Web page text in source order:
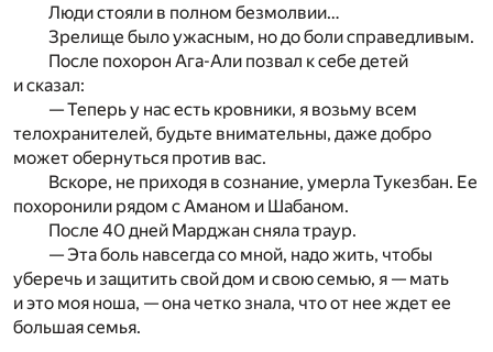
Люди стояли в полном безмолвии…
Зрелище было ужасным, но до боли справедливым.
После похорон Ага-Али позвал к себе детей
и сказал:
— Теперь у нас есть кровники, я возьму всем
телохранителей, будьте внимательны, даже добро
может обернуться против вас.
Вскоре, не приходя в сознание, умерла Тукезбан. Ее
похоронили рядом с Аманом и Шабаном.
После 40 дней Марджан сняла траур.
— Эта боль навсегда со мной, надо жить, чтобы
уберечь и защитить свой дом и свою семью, я — мать
и это моя ноша, — она четко знала, что от нее ждет ее
большая семья.